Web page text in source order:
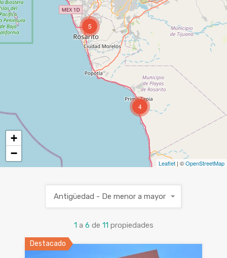
4
5
+
−
Leaflet| ©OpenStreetMap
1 a 6 de 11 propiedades
Antigüedad - De menor a mayor
Destacado